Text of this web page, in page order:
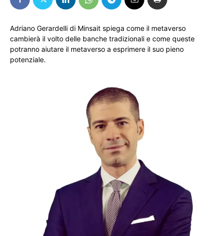
Adriano Gerardelli di Minsait spiega come il metaverso
cambierà il volto delle banche tradizionali e come queste
potranno aiutare il metaverso a esprimere il suo pieno
potenziale.